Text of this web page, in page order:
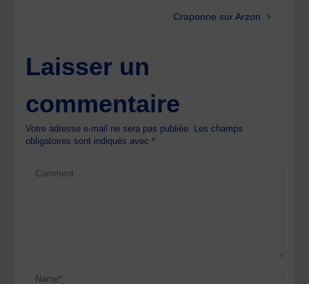
Craponne sur Arzon
Laisser un
commentaire
Votre adresse e-mail ne sera pas publiée. Les champs
obligatoires sont indiqués avec*